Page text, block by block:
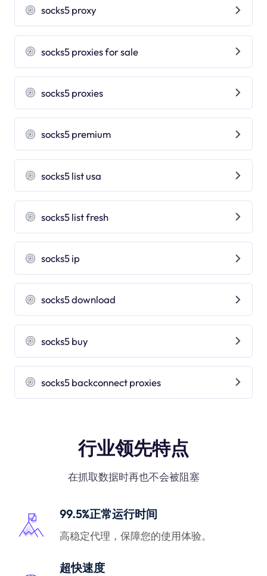
socks5 proxy
socks5 proxies for sale
socks5 proxies
socks5 premium
socks5 list usa
socks5 list fresh
socks5 ip
socks5 download
socks5 buy
socks5 backconnect proxies
行业领先特点
在抓取数据时再也不会被阻塞
99.5%正常运行时间
高稳定代理，保障您的使用体验。
超快速度